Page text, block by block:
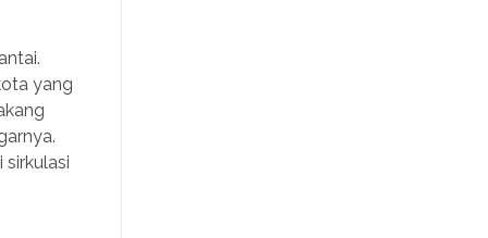
yang
sirkulasi